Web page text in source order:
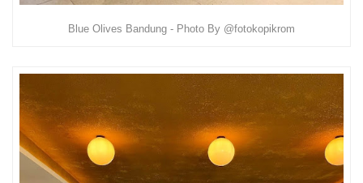
Blue Olives Bandung - Photo By @fotokopikrom